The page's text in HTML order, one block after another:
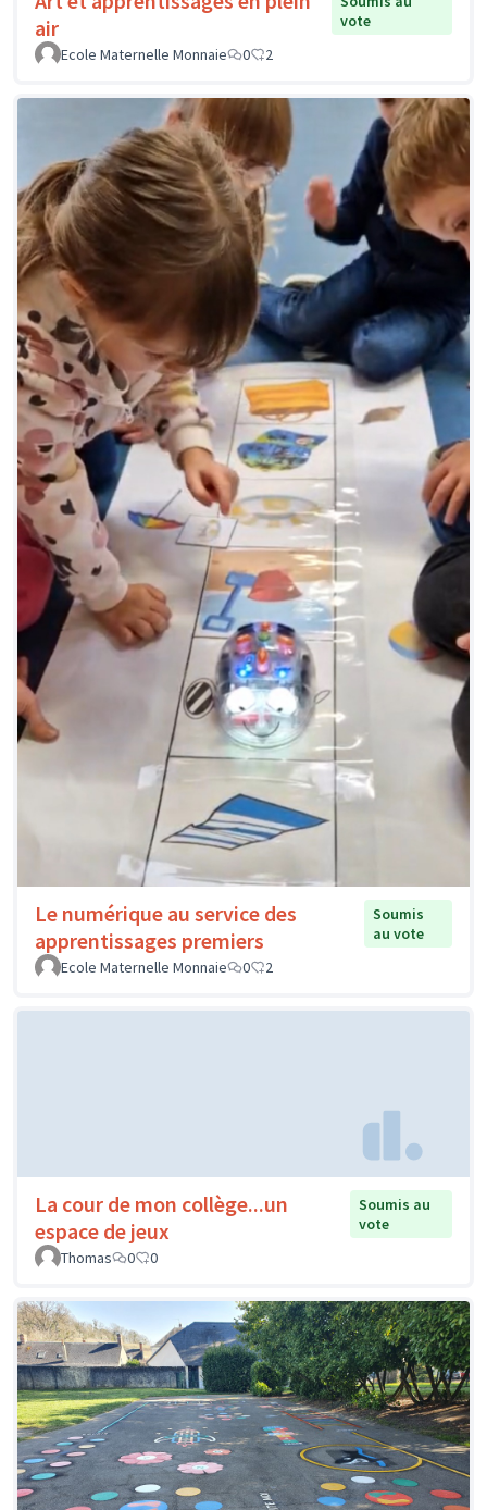
air
vote
Ecole Maternelle Monnaie
0 2
Le numérique au service des
apprentissages premiers
Soumis
au vote
Ecole Maternelle Monnaie
0 2
La cour de mon collège...un
espace de jeux
Soumis au
vote
Thomas
0 0